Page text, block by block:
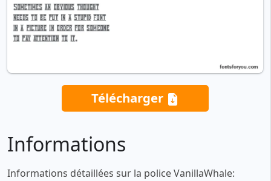
Télécharger
Informations
Informations détaillées sur la police VanillaWhale: